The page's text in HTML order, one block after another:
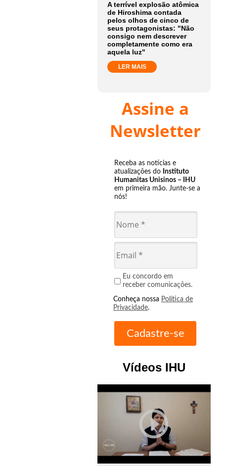
A terrível explosão atômica
de Hiroshima contada
pelos olhos de cinco de
seus protagonistas: "Não
consigo nem descrever
completamente como era
aquela luz"
LER MAIS
Assine a
Newsletter
Receba as notícias e
atualizações do Instituto
Humanitas Unisinos – IHU
em primeira mão. Junte-se a
nós!
Eu concordo em
receber comunicações.
Conheça nossa Política de
Privacidade.
Vídeos IHU
play_circle_outline